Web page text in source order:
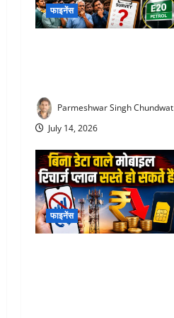
फाइनेंस
Parmeshwar Singh Chundwat
July 14, 2026
फाइनेंस